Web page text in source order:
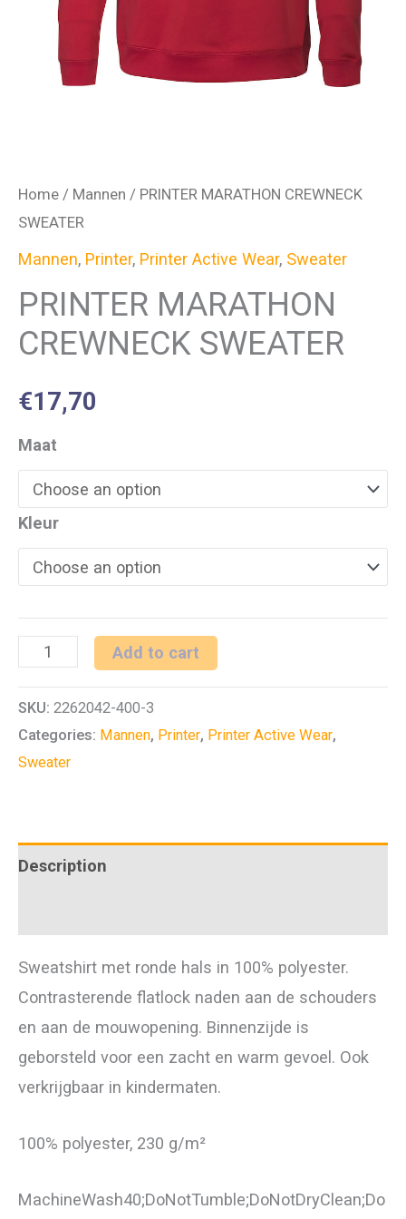
Home / Mannen / PRINTER MARATHON CREWNECK
SWEATER
Mannen, Printer, Printer Active Wear, Sweater
PRINTER MARATHON
CREWNECK SWEATER
€17,70
Maat
Kleur
PRINTER
CREWNECK
SWEATER
quantity
Add to cart
SKU: 2262042-400-3
Categories: Mannen, Printer, Printer Active Wear,
Sweater
Description
Sweatshirt met ronde hals in 100% polyester.
Contrasterende flatlock naden aan de schouders
en aan de mouwopening. Binnenzijde is
geborsteld voor een zacht en warm gevoel. Ook
verkrijgbaar in kindermaten.
100% polyester, 230 g/m²
MachineWash40;DoNotTumble;DoNotDryClean;Do